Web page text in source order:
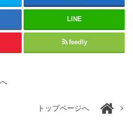
LINE
feedly
トップページへ